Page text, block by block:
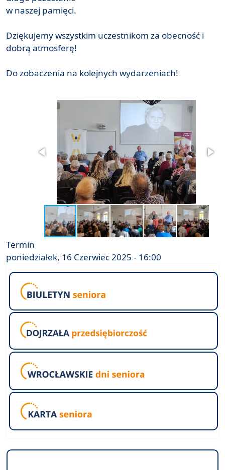
w naszej pamięci.
Dziękujemy wszystkim uczestnikom za obecność i
dobrą atmosferę!
Do zobaczenia na kolejnych wydarzeniach!
Termin
poniedziałek, 16 Czerwiec 2025 - 16:00